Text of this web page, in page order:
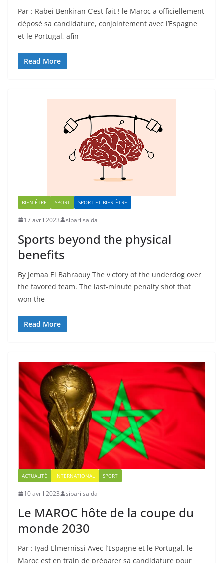
Par : Rabei Benkiran C’est fait ! le Maroc a officiellement
déposé sa candidature, conjointement avec l’Espagne
et le Portugal, afin
Read More
BIEN-ÊTRE SPORT SPORT ET BIEN-ÊTRE
17 avril 2023 sibari saida
Sports beyond the physical
benefits
By Jemaa El Bahraouy The victory of the underdog over
the favored team. The last-minute penalty shot that
won the
Read More
ACTUALITÉ INTERNATIONAL SPORT
10 avril 2023 sibari saida
Le MAROC hôte de la coupe du
monde 2030
Par : Iyad Elmernissi Avec l’Espagne et le Portugal, le
Maroc est en train de préparer sa candidature pour